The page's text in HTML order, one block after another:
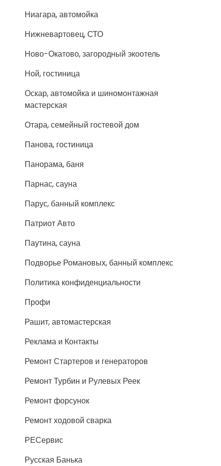
Ниагара, автомойка
Нижневартовец, СТО
Ново-Окатово, загородный экоотель
Ной, гостиница
Оскар, автомойка и шиномонтажная
мастерская
Отара, семейный гостевой дом
Панова, гостиница
Панорама, баня
Парнас, сауна
Парус, банный комплекс
Патриот Авто
Паутина, сауна
Подворье Романовых, банный комплекс
Политика конфиденциальности
Профи
Рашит, автомастерская
Реклама и Контакты
Ремонт Стартеров и генераторов
Ремонт Турбин и Рулевых Реек
Ремонт форсунок
Ремонт ходовой сварка
РЕСервис
Русская Банька